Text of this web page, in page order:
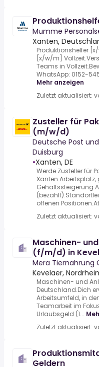
Mumme
Xanten,
Produktionshelfer
[x/w/m]
Teams in
WhatsApp: 0152-
Mehr anzeigen
Zuletzt aktualisiert:
Zusteller für
(m/w/d)
Deutsche Post
Duisburg
•Xanten, DE
Werde Zusteller für
offenen
Zuletzt aktualisiert:
Maschinen-
(f/m/d) in
Mera Tiernahrung
Kevelaer,
Maschinen- und
Deutschland.Dich
Arbeitsumfeld, in
Teamarbeit im
Urlaubsgeld (1...
Zuletzt aktualisiert:
Geldern